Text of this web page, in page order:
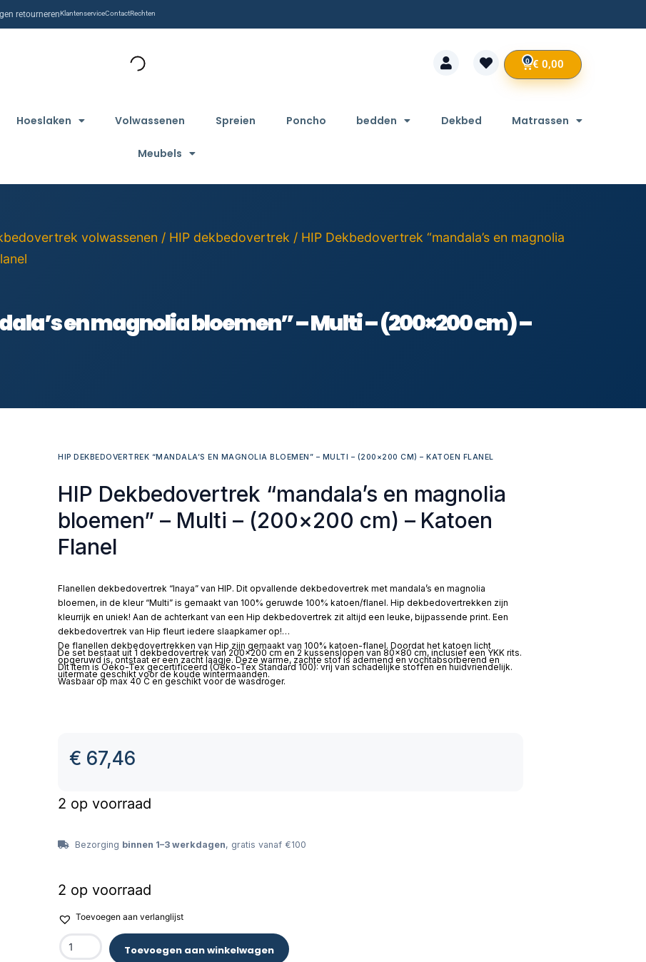
retournerenKlantenserviceContactRechten
€ 0,00
0
Hoeslaken Volwassenen Spreien Poncho bedden Dekbed Matrassen
Meubels
volwassenen / HIP dekbedovertrek / HIP Dekbedovertrek “mandala’s en magnolia
en magnolia bloemen” – Multi – (200×200 cm) –
HIP DEKBEDOVERTREK “MANDALA’S EN MAGNOLIA BLOEMEN” – MULTI – (200×200 CM) – KATOEN FLANEL
HIP Dekbedovertrek “mandala’s en magnolia
bloemen” – Multi – (200×200 cm) – Katoen
Flanel
Flanellen dekbedovertrek “Inaya” van HIP. Dit opvallende dekbedovertrek met mandala’s en magnolia
bloemen, in de kleur “Multi” is gemaakt van 100% geruwde 100% katoen/flanel. Hip dekbedovertrekken zijn
kleurrijk en uniek! Aan de achterkant van een Hip dekbedovertrek zit altijd een leuke, bijpassende print. Een
dekbedovertrek van Hip fleurt iedere slaapkamer op!
De flanellen dekbedovertrekken van Hip zijn gemaakt van 100% katoen-flanel. Doordat het katoen licht
opgeruwd is, ontstaat er een zacht laagje. Deze warme, zachte stof is ademend en vochtabsorberend en
uitermate geschikt voor de koude wintermaanden.
De set bestaat uit 1 dekbedovertrek van 200×200 cm en 2 kussenslopen van 80×80 cm, inclusief een YKK rits.
Dit item is Oeko-Tex gecertificeerd (Oeko-Tex Standard 100): vrij van schadelijke stoffen en huidvriendelijk.
Wasbaar op max 40 C en geschikt voor de wasdroger.
€ 67,46
2 op voorraad
Bezorging binnen 1–3 werkdagen, gratis vanaf €100
2 op voorraad
Toevoegen aan verlanglijst
Toevoegen aan winkelwagen